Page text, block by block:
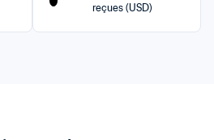
reçues (USD)